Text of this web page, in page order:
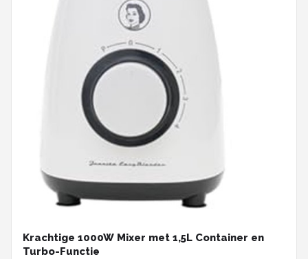
Krachtige 1000W Mixer met 1,5L Container en
Turbo-Functie